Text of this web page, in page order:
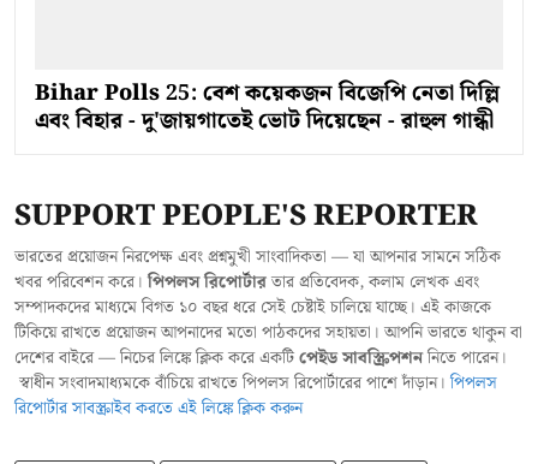
Bihar Polls 25: বেশ কয়েকজন বিজেপি নেতা দিল্লি
এবং বিহার - দু'জায়গাতেই ভোট দিয়েছেন - রাহুল গান্ধী
SUPPORT PEOPLE'S REPORTER
ভারতের প্রয়োজন নিরপেক্ষ এবং প্রশ্নমুখী সাংবাদিকতা — যা আপনার সামনে সঠিক
খবর পরিবেশন করে।পিপলস রিপোর্টারতার প্রতিবেদক, কলাম লেখক এবং
সম্পাদকদের মাধ্যমে বিগত ১০ বছর ধরে সেই চেষ্টাই চালিয়ে যাচ্ছে। এই কাজকে
টিকিয়ে রাখতে প্রয়োজন আপনাদের মতো পাঠকদের সহায়তা। আপনি ভারতে থাকুন বা
দেশের বাইরে — নিচের লিঙ্কে ক্লিক করে একটিপেইড সাবস্ক্রিপশননিতে পারেন।
স্বাধীন সংবাদমাধ্যমকে বাঁচিয়ে রাখতে পিপলস রিপোর্টারের পাশে দাঁড়ান।পিপলস
রিপোর্টার সাবস্ক্রাইব করতে এই লিঙ্কে ক্লিক করুন